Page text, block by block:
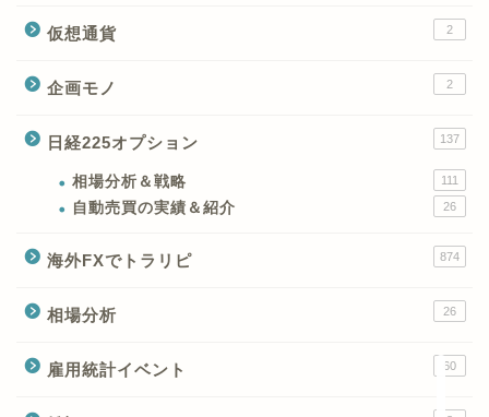
仮想通貨 2
企画モノ 2
日経225オプション 137
相場分析＆戦略 111
自動売買の実績＆紹介 26
海外FXでトラリピ 874
相場分析 26
雇用統計イベント 60